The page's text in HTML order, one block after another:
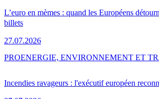
L’euro en mèmes : quand les Européens
billets
27.07.2026
Incendies ravageurs : l'exécutif européen
PROENERGIE, ENVIRONNEMENT ET